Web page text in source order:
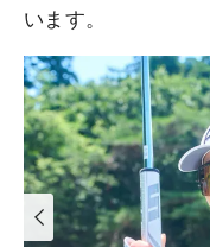
います。